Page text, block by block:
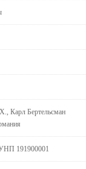
Карл Бертельсман
191900001